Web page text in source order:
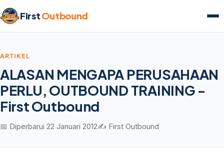
FirstOutbound
ARTIKEL
ALASAN MENGAPA PERUSAHAAN
PERLU, OUTBOUND TRAINING -
First Outbound
📅 Diperbarui 22 Januari 2012✍️ First Outbound